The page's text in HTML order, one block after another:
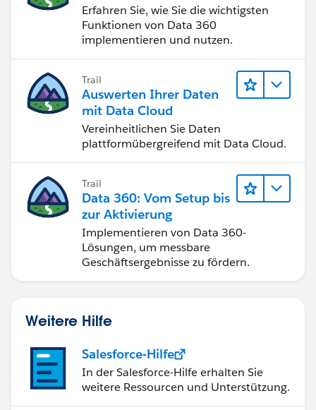
Erfahren Sie, wie Sie die wichtigsten
Funktionen von Data 360
implementieren und nutzen.
Trail
Auswerten Ihrer Daten
mit Data Cloud
Vereinheitlichen Sie Daten
plattformübergreifend mit Data Cloud.
Trail
Data 360: Vom Setup bis
zur Aktivierung
Implementieren von Data 360-
Lösungen, um messbare
Geschäftsergebnisse zu fördern.
Weitere Hilfe
Salesforce-Hilfe
In der Salesforce-Hilfe erhalten Sie
weitere Ressourcen und Unterstützung.